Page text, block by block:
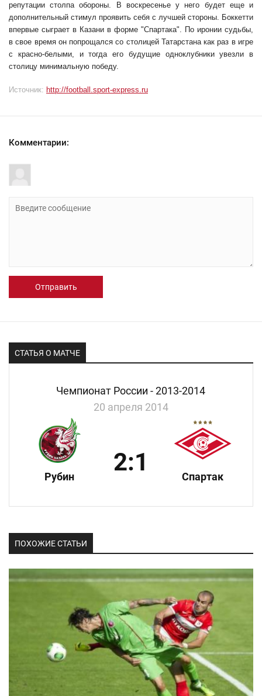
репутации столпа обороны. В воскресенье у него будет еще и
дополнительный стимул проявить себя с лучшей стороны. Боккетти
впервые сыграет в Казани в форме "Спартака". По иронии судьбы,
в свое время он попрощался со столицей Татарстана как раз в игре
с красно-белыми, и тогда его будущие одноклубники увезли в
столицу минимальную победу.
Источник: http://football.sport-express.ru
Комментарии:
Отправить
СТАТЬЯ О МАТЧЕ
Чемпионат России - 2013-2014
20 апреля 2014
Рубин
2:1
Спартак
ПОХОЖИЕ СТАТЬИ